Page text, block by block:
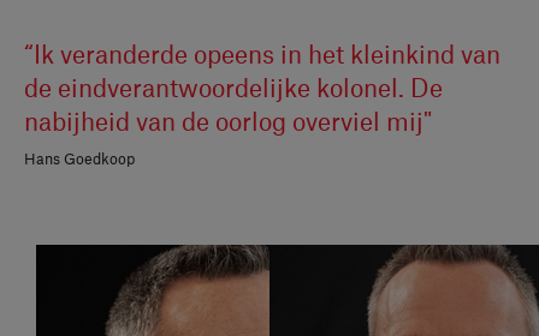
“Ik veranderde opeens in het kleinkind van
de eindverantwoordelijke kolonel. De
nabijheid van de oorlog overviel mij"
Hans Goedkoop